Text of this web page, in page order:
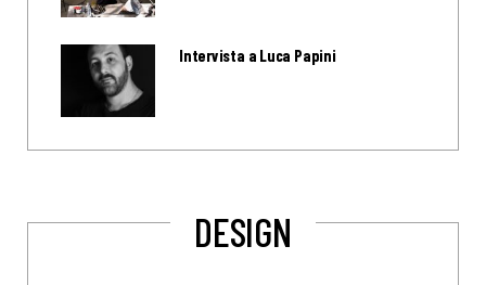
Intervista a Luca Papini
DESIGN